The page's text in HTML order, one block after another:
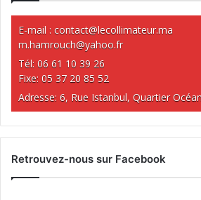
E-mail : contact@lecollimateur.ma
m.hamrouch@yahoo.fr
Tél: 06 61 10 39 26
Fixe: 05 37 20 85 52
Adresse: 6, Rue Istanbul, Quartier
Retrouvez-nous sur Facebook